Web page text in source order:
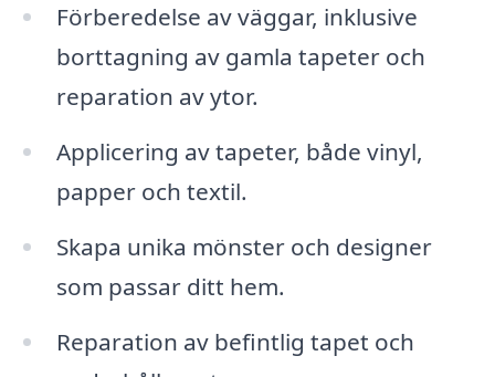
Förberedelse av väggar, inklusive
borttagning av gamla tapeter och
reparation av ytor.
Applicering av tapeter, både vinyl,
papper och textil.
Skapa unika mönster och designer
som passar ditt hem.
Reparation av befintlig tapet och